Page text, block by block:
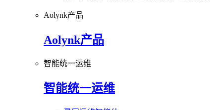
Aolynk产品
Aolynk产品
智能统一运维
智能统一运维